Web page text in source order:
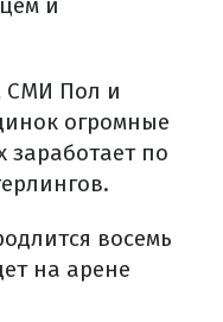
СМИ Пол и
огромные
заработает по
восемь
на арене